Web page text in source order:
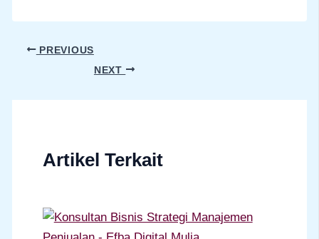
PREVIOUS
NEXT
Artikel Terkait